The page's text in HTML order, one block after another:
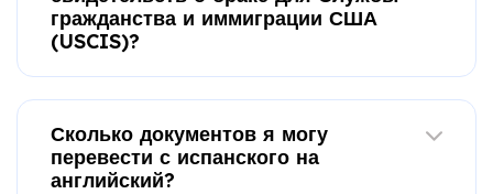
гражданства и иммиграции США
(USCIS)?
Сколько документов я могу
перевести с испанского на
английский?